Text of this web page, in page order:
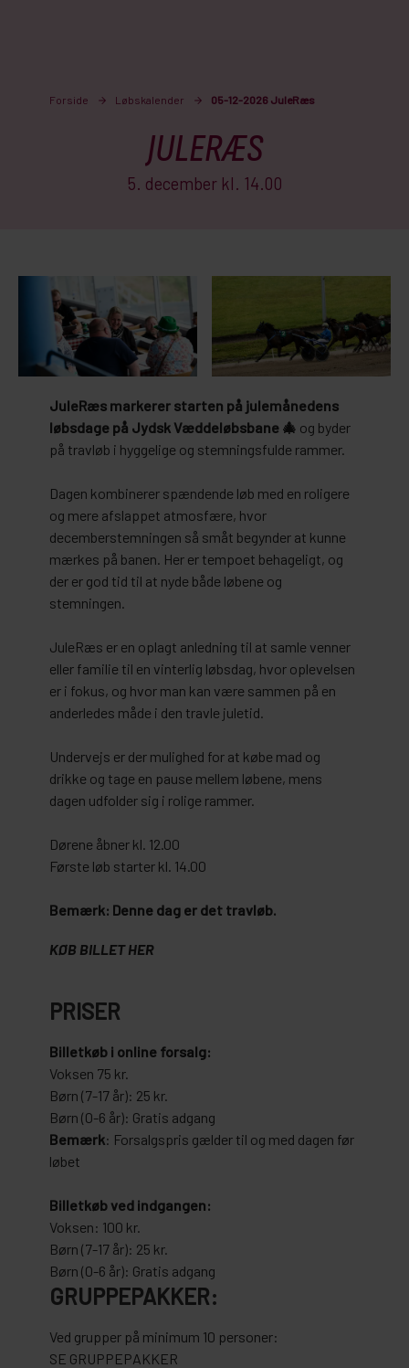
Forside Løbskalender 05-12-2026 JuleRæs
JULERÆS
5. december kl. 14.00
JuleRæs markerer starten på julemånedens
løbsdage på Jydsk Væddeløbsbane 🎄 og byder
på travløb i hyggelige og stemningsfulde rammer.
Dagen kombinerer spændende løb med en roligere
og mere afslappet atmosfære, hvor
decemberstemningen så småt begynder at kunne
mærkes på banen. Her er tempoet behageligt, og
der er god tid til at nyde både løbene og
stemningen.
JuleRæs er en oplagt anledning til at samle venner
eller familie til en vinterlig løbsdag, hvor oplevelsen
er i fokus, og hvor man kan være sammen på en
anderledes måde i den travle juletid.
Undervejs er der mulighed for at købe mad og
drikke og tage en pause mellem løbene, mens
dagen udfolder sig i rolige rammer.
Dørene åbner kl. 12.00
Første løb starter kl. 14.00
Bemærk: Denne dag er det travløb.
KØB BILLET HER
PRISER
Billetkøb i online forsalg:
Voksen 75 kr.
Børn (7-17 år): 25 kr.
Børn (0-6 år): Gratis adgang
Bemærk: Forsalgspris gælder til og med dagen før
løbet
Billetkøb ved indgangen:
Voksen: 100 kr.
Børn (7-17 år): 25 kr.
Børn (0-6 år): Gratis adgang
GRUPPEPAKKER:
Ved grupper på minimum 10 personer:
SE GRUPPEPAKKER